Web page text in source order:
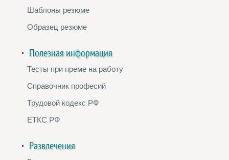
Шаблоны резюме
Образец резюме
Полезная информация
Тесты при преме на работу
Справочник професий
Трудовой кодекс РФ
ЕТКС РФ
Развлечения